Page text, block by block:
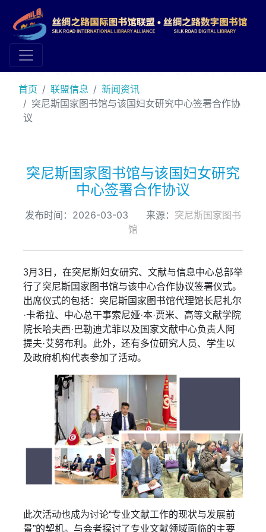
首页 联盟信息
新闻资讯
突尼斯国家图书馆与该国妇女研究中心签署合作协
议
突尼斯国家图书馆与该国妇女研究
中心签署合作协议
发布时间：2026-03-03 来源： 突尼斯国家图书
馆
3月3日，在突尼斯妇女研究、文献与信息中心总部举
行了突尼斯国家图书馆与该中心合作协议签署仪式。
出席仪式的包括：突尼斯国家图书馆代理馆长尼扎尔
·卡希拉、中心总干事索尼娅·本·贾米、高等文献学院
院长哈夫西·巴勒迪尤菲以及国家文献中心负责人阿
提夫·艾努布利。此外，还有多位研究人员、学生以
及政府机构代表参加了活动。
此次活动也成为讨论“专业文献工作的现状与发展前
景”的契机。与会者探讨了专业文献领域面临的主要